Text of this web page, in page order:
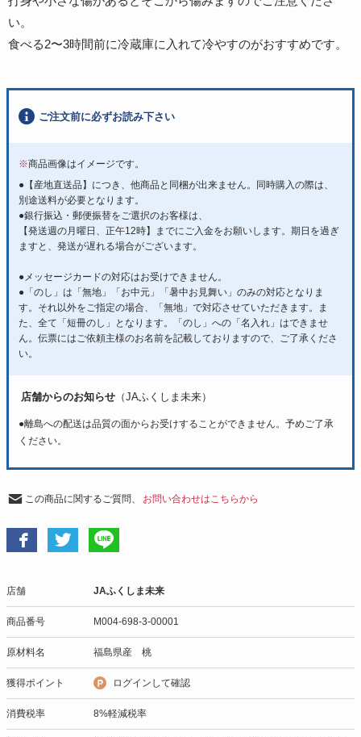
い。
食べる2〜3時間前に冷蔵庫に入れて冷やすのがおすすめです。
ご注文前に必ずお読み下さい
※商品画像はイメージです。
●【産地直送品】につき、他商品と同梱が出来ません。同時購入の際は、
別途送料が必要となります。
●銀行振込・郵便振替をご選択のお客様は、
【発送週の月曜日、正午12時】までにご入金をお願いします。期日を過ぎ
ますと、発送が遅れる場合がございます。
●メッセージカードの対応はお受けできません。
●「のし」は「無地」「お中元」「暑中お見舞い」のみの対応となりま
す。それ以外をご指定の場合、「無地」で対応させていただきます。ま
た、全て「短冊のし」となります。「のし」への「名入れ」はできませ
ん。伝票にはご依頼主様のお名前を記載しておりますので、ご了承くださ
い。
店舗からのお知らせ （JAふくしま未来）
●離島への配送は品質の面からお受けすることができません。予めご了承
ください。
この商品に関するご質問、 お問い合わせはこちらから
店舗 JAふくしま未来
商品番号 M004-698-3-00001
原材料名 福島県産 桃
獲得ポイント ログインして確認
消費税率 8%軽減税率